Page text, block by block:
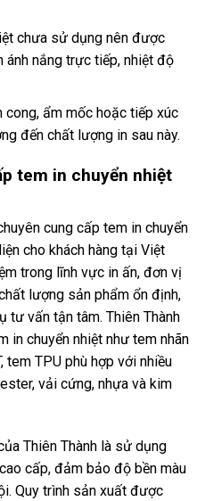
chưa sử dụng nên được
ánh nắng trực tiếp, nhiệt độ
cong, ẩm mốc hoặc tiếp xúc
đến chất lượng in sau này.
tem in chuyển nhiệt
cung cấp tem in chuyển
cho khách hàng tại Việt
trong lĩnh vực in ấn, đơn vị
lượng sản phẩm ổn định,
tư vấn tận tâm. Thiên Thành
in chuyển nhiệt như tem nhãn
tem TPU phù hợp với nhiều
vải cứng, nhựa và kim
Thiên Thành là sử dụng
cấp, đảm bảo độ bền màu
Quy trình sản xuất được